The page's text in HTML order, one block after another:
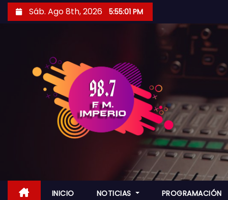
Sáb. Ago 8th, 2026 5:55:02 PM
INICIO NOTICIAS PROGRAMACIÓN